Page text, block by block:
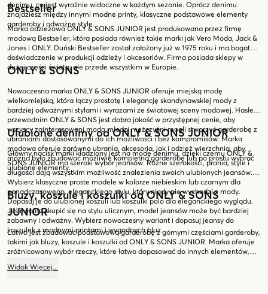
denimu, co jest wyraźnie widoczne w każdym sezonie. Oprócz denimu
znajdziesz między innymi modne printy, klasyczne podstawowe elementy
garderoby i odważne style.
Bestseller
Marka odzieżowa ONLY & SONS JUNIOR jest produkowana przez firmę
modową Bestseller, która posiada również takie marki jak Vero Moda, Jack &
Jones i ONLY. Duński Bestseller został założony już w 1975 roku i ma bogate
doświadczenie w produkcji odzieży i akcesoriów. Firma posiada sklepy w
dużej części świata, ale przede wszystkim w Europie.
ONLY & SONS
Nowoczesna marka ONLY & SONS JUNIOR oferuje miejską modę
wielkomiejską, która łączy prostotę i elegancję skandynawskiej mody z
bardziej odważnymi stylami i wyrazami ze światowej sceny modowej. Hasłem
przewodnim ONLY & SONS jest dobra jakość w przystępnej cenie, aby
wszyscy zainteresowani modą młodzi mężczyźni mogli stworzyć garderobę z
ubraniami dostosowanymi do ich możliwości i bez kompromisów. Marka
modowa oferuje zarówno ubrania, akcesoria, jak i odzież wierzchnią, aby
można było zbudować możliwie kompletną garderobę lub po prostu wybrać
ulubione elementy.
Ulubione denimy od ONLY & SONS JUNIOR
Główny nacisk marki kładziony jest na modę denimu, dzięki czemu ONLY &
SONS JUNIOR ma szeroki wybór jeansów. Różne szerokości, prania, style i
długości dają wszystkim możliwość znalezienia swoich ulubionych jeansów.
Wybierz klasyczne proste modele w kolorze niebieskim lub czarnym dla
ponadczasowego, eleganckiego stylu, który nigdy nie wychodzi z mody.
Dopasuj je do ulubionej koszuli lub koszulki polo dla eleganckiego wyglądu.
Jeśli wolisz skupić się na stylu ulicznym, model jeansów może być bardziej
zabawny i odważny. Wybierz nowoczesny wariant i dopasuj jeansy do
koszulek z modnymi printami i wygodnych bluz.
Bluzy, koszule i koszulki od ONLY & SONS
JUNIOR
Łatwo jest zbudować podstawową garderobę z górnymi częściami garderoby,
takimi jak bluzy, koszule i koszulki od ONLY & SONS JUNIOR. Marka oferuje
zróżnicowany wybór rzeczy, które łatwo dopasować do innych elementów,
Tutaj znajdziesz górne części garderoby zarówno na co dzień, jak i na
Widok Więcej...